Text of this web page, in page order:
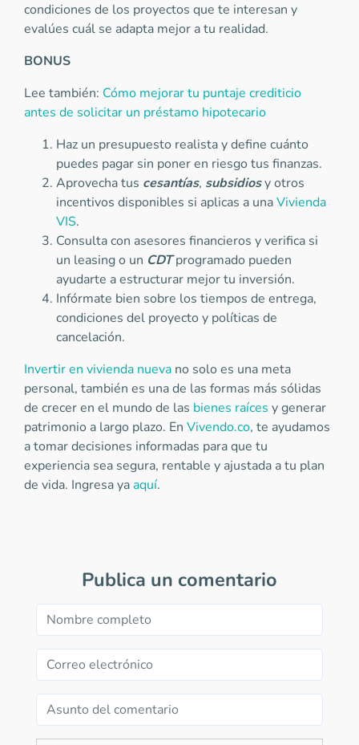
condiciones de los proyectos que te interesan y
evalúes cuál se adapta mejor a tu realidad.
BONUS
Lee también: Cómo mejorar tu puntaje crediticio
antes de solicitar un préstamo hipotecario
Haz un presupuesto realista y define cuánto
puedes pagar sin poner en riesgo tus finanzas.
Aprovecha tus cesantías, subsidiosy otros
incentivos disponibles si aplicas a unaVivienda
VIS.
Consulta con asesores financieros y verifica si
un leasing o un CDTprogramado pueden
ayudarte a estructurar mejor tu inversión.
Infórmate bien sobre los tiempos de entrega,
condiciones del proyecto y políticas de
cancelación.
Invertir en vivienda nueva no solo es una meta
personal, también es una de las formas más sólidas
de crecer en el mundo de las bienes raíces y generar
patrimonio a largo plazo. En Vivendo.co, te ayudamos
a tomar decisiones informadas para que tu
experiencia sea segura, rentable y ajustada a tu plan
de vida. Ingresa yaaquí.
Publica un comentario